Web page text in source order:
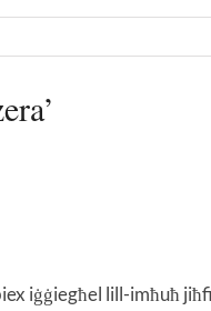
iġġiegħel lill-imħuħ